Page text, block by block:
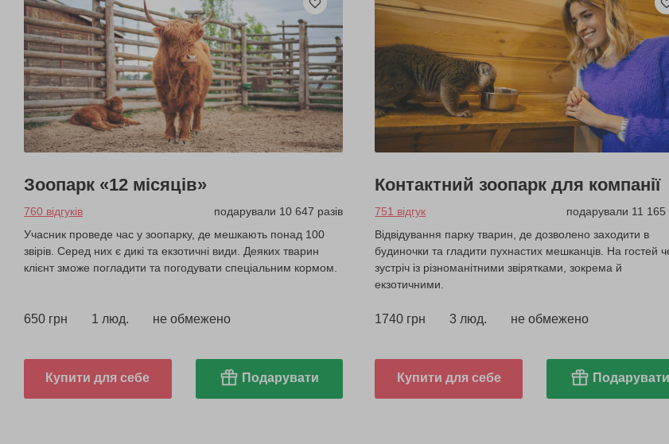
Зоопарк «12 місяців»
760 відгуків
подарували 10 647 разів
Учасник проведе час у зоопарку, де мешкають понад 100
звірів. Серед них є дикі та екзотичні види. Деяких тварин
клієнт зможе погладити та погодувати спеціальним кормом.
650 грн 1 люд. не обмежено
Купити для себе Подарувати
Контактний зоопарк для компанії
751 відгук
подарували 11 165
Відвідування парку тварин, де дозволено заходити в
будиночки та гладити пухнастих мешканців. На гостей
зустріч із різноманітними звірятками, зокрема й
екзотичними.
1740 грн 3 люд. не обмежено
Купити для себе Подарувати